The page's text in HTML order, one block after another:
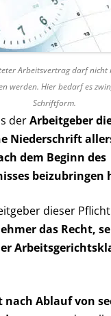
Arbeitsvertrag darf nicht
werden. Hier bedarf es
Schriftform.
derArbeitgeber
Niederschrift
dem Beginn des
beizubringen
dieser
das Recht,
nach Ablauf von